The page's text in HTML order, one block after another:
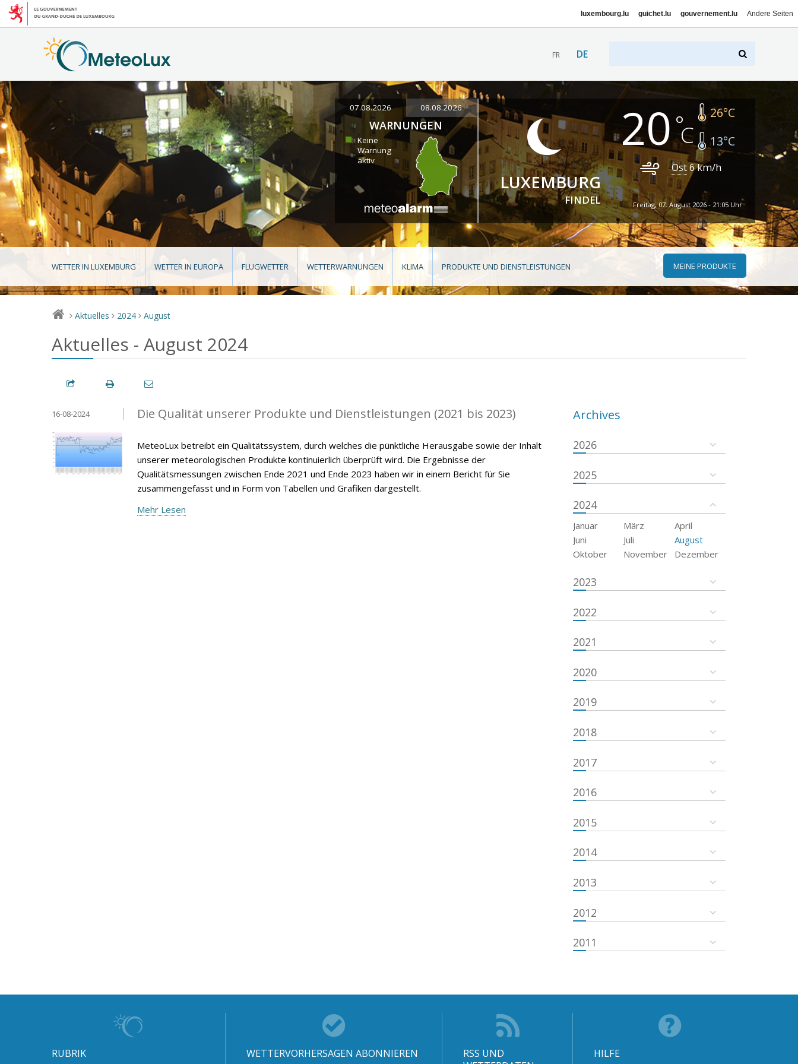
luxembourg.lu guichet.lu gouvernement.lu Andere Seiten
FR DE
07.08.2026 08.08.2026
WARNUNGEN
Keine
Warnung
aktiv
LUXEMBURG
FINDEL
20 26°C
13°C
Ost6km/h
Freitag, 07. August 2026 - 21:05 Uhr
WETTER IN LUXEMBURG WETTER IN EUROPA FLUGWETTER WETTERWARNUNGEN KLIMA PRODUKTE UND DIENSTLEISTUNGEN MEINE PRODUKTE
> Aktuelles > 2024 > August
Aktuelles - August 2024
Die Qualität unserer Produkte und Dienstleistungen (2021 bis 2023)
16-08-2024
MeteoLux betreibt ein Qualitätssystem, durch welches die pünktliche Herausgabe sowie der Inhalt
unserer meteorologischen Produkte kontinuierlich überprüft wird. Die Ergebnisse der
Qualitätsmessungen zwischen Ende 2021 und Ende 2023 haben wir in einem Bericht für Sie
zusammengefasst und in Form von Tabellen und Grafiken dargestellt.
Mehr Lesen
Archives
2026
2025
2024
Januar März
April
Juni
Juli
August
Oktober
November Dezember
2023
2022
2021
2020
2019
2018
2017
2016
2015
2014
2013
2012
2011
RUBRIK WETTERVORHERSAGEN ABONNIEREN
RSS UND
HILFE